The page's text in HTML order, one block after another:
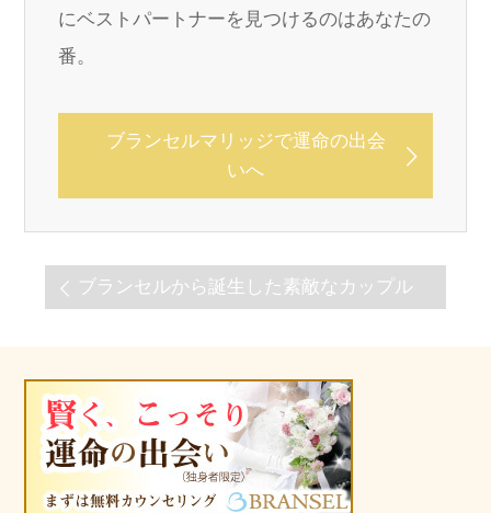
にベストパートナーを見つけるのはあなたの
番。
ブランセルマリッジで運命の出会
いへ
ブランセルから誕生した素敵なカップル